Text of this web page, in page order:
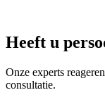
Heeft u
Onze experts
consultatie.